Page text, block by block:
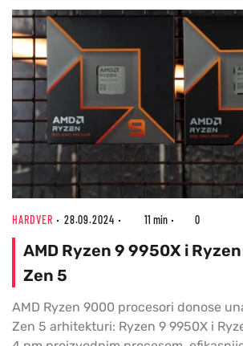
HARDVER 28.09.2024 11 min 0
AMD Ryzen 9 9950X i
Zen 5
AMD Ryzen 9000 procesori donose
Zen 5 arhitekturi: Ryzen 9 9950X i